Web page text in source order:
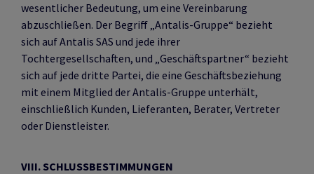
wesentlicher Bedeutung, um eine Vereinbarung
abzuschließen. Der Begriff „Antalis-Gruppe“ bezieht
sich auf Antalis SAS und jede ihrer
Tochtergesellschaften, und „Geschäftspartner“ bezieht
sich auf jede dritte Partei, die eine Geschäftsbeziehung
mit einem Mitglied der Antalis-Gruppe unterhält,
einschließlich Kunden, Lieferanten, Berater, Vertreter
oder Dienstleister.
VIII. SCHLUSSBESTIMMUNGEN